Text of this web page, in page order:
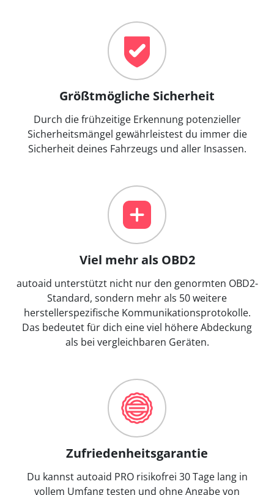
Größtmögliche Sicherheit
Durch die frühzeitige Erkennung potenzieller
Sicherheitsmängel gewährleistest du immer die
Sicherheit deines Fahrzeugs und aller Insassen.
Viel mehr als OBD2
autoaid unterstützt nicht nur den genormten OBD2-
Standard, sondern mehr als 50 weitere
herstellerspezifische Kommunikationsprotokolle.
Das bedeutet für dich eine viel höhere Abdeckung
als bei vergleichbaren Geräten.
Zufriedenheitsgarantie
Du kannst autoaid PRO risikofrei 30 Tage lang in
vollem Umfang testen und ohne Angabe von